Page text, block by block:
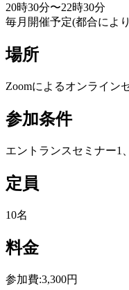
20時30分〜22時30分
毎月開催予定(都合によ
場所
Zoomによるオンライン
参加条件
エントランスセミナー1
定員
10名
料金
参加費:3,300円